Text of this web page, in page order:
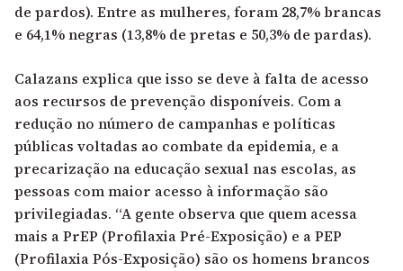
de pardos). Entre as mulheres, foram 28,7% brancas
e 64,1% negras (13,8% de pretas e 50,3% de pardas).
Calazans explica que isso se deve à falta de acesso
aos recursos de prevenção disponíveis. Com a
redução no número de campanhas e políticas
públicas voltadas ao combate da epidemia, e a
precarização na educação sexual nas escolas, as
pessoas com maior acesso à informação são
privilegiadas. “A gente observa que quem acessa
mais a PrEP (Profilaxia Pré-Exposição) e a PEP
(Profilaxia Pós-Exposição) são os homens brancos